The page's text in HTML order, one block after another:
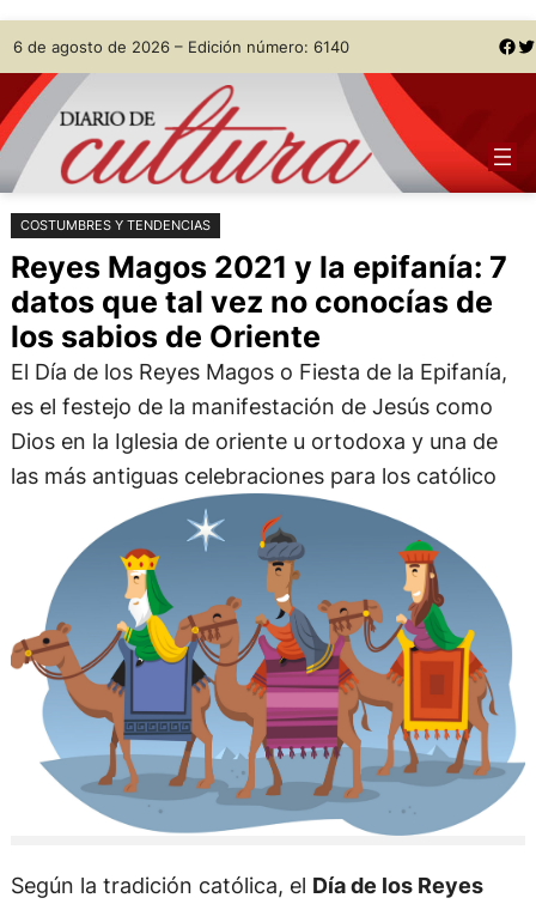
Saltar
al
contenido
Skip
to
content
6 de agosto de 2026 – Edición número: 6140 Facebook Twitter
COSTUMBRES Y TENDENCIAS
Reyes Magos 2021 y la epifanía: 7
datos que tal vez no conocías de
los sabios de Oriente
El Día de los Reyes Magos o Fiesta de la Epifanía,
es el festejo de la manifestación de Jesús como
Dios en la Iglesia de oriente u ortodoxa y una de
las más antiguas celebraciones para los católico
Según la tradición católica, el Día de los Reyes